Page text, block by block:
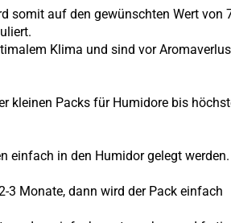
somit auf den gewünschten Wert von
Klima und sind vor
kleinen Packs für Humidore bis
einfach in den Humidor gelegt werden.
3 Monate, dann wird der Pack einfach